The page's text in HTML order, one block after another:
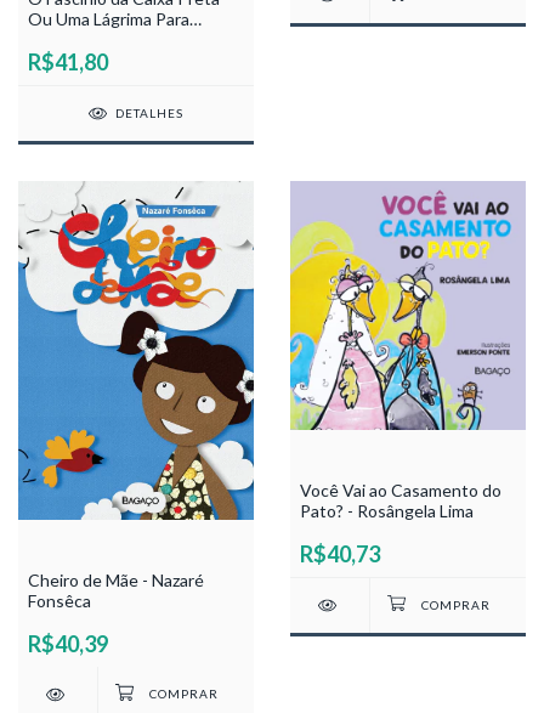
Ou Uma Lágrima Para
R$41,80
DETALHES
Cheiro de Mãe - Nazaré
Fonsêca
R$40,39
Você Vai ao Casamento do
Pato? - Rosângela Lima
R$40,73